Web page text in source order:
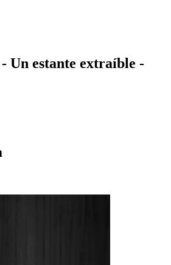
Un estante extraíble -